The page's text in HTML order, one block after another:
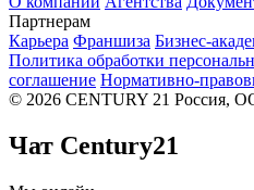
Партнерам
Карьера Франшиза Бизнес-
Политика обработки
соглашение Нормативно-
© 2026 CENTURY 21
Чат Century21